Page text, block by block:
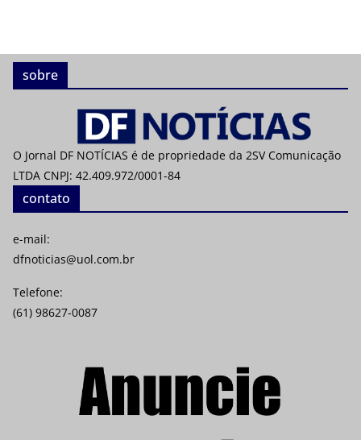
sobre
O Jornal DF NOTÍCIAS é de propriedade da 2SV Comunicação
LTDA CNPJ: 42.409.972/0001-84
contato
e-mail:
dfnoticias@uol.com.br
Telefone:
(61) 98627-0087